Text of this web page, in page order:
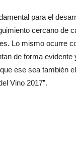
para el
cercano de
Lo mismo ocurre
de forma evidente
ese sea también
Vino 2017”.